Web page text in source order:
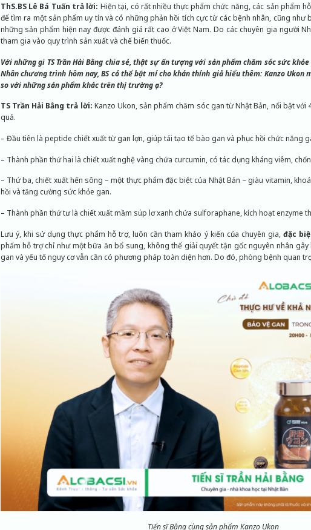
ThS.BS Lê Bá Tuấn trả lời: Hiện tại, có rất nhiều thực phẩm chức năng, các sản phẩm
để tìm ra một sản phẩm uy tín và có những phản hồi tích cực từ các bệnh nhân, cũng như
những sản phẩm hiện nay được đánh giá rất cao ở Việt Nam. Do các chuyên gia người
tham gia vào quy trình sản xuất và chế biến thuốc.
Với những gì TS Trần Hải Bằng chia sẻ, thật sự ấn tượng với sản phẩm chăm sóc sức
Nhân chương trình hôm nay, BS có thể bật mí cho khán thính giả hiểu thêm: Kanzo
so với những sản phẩm khác trên thị trường ạ?
TS Trần Hải Bằng trả lời: Kanzo Ukon, sản phẩm chăm sóc gan từ Nhật Bản, nổi bật với
quả.
– Đầu tiên là peptide chiết xuất từ gan lợn, giúp tái tạo tế bào gan và phục hồi chức năng
– Thành phần thứ hai là chiết xuất nghệ vàng chứa curcumin, có tác dụng kháng viêm,
– Thứ ba, chiết xuất hến sông – một thực phẩm đặc biệt của Nhật Bản – giàu vitamin,
hồi và tăng cường sức khỏe gan.
– Thành phần thứ tư là chiết xuất mầm súp lơ xanh chứa sulforaphane, kích hoạt enzyme
Lưu ý, khi sử dụng thực phẩm hỗ trợ, luôn cần tham khảo ý kiến của chuyên gia, đặc
phẩm hỗ trợ chỉ như một bữa ăn bổ sung, không thể giải quyết tận gốc nguyên nhân gây
gan và yếu tố nguy cơ vẫn cần có phương pháp toàn diện hơn. Do đó, phòng bệnh quan
Tiến sĩ Bằng cùng sản phẩm Kanzo Ukon